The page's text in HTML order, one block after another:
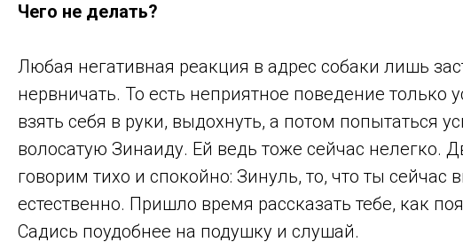
Чего не делать?
Любая негативная реакция в адрес собаки лишь
нервничать. То есть неприятное поведение только
взять себя в руки, выдохнуть, а потом попытаться
волосатую Зинаиду. Ей ведь тоже сейчас нелегко.
говорим тихо и спокойно: Зинуль, то, что ты сейчас
естественно. Пришло время рассказать тебе, как
Садись поудобнее на подушку и слушай.